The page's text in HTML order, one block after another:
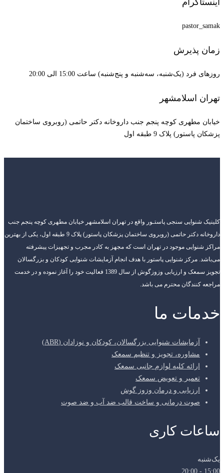
اینستاگرام
pastor_samak
زمان پذیرش
روزهای فرد (یک‌شنبه، سه‌شنبه و پنج‌شنبه) ساعت 15:00 الی 20:00
تهران اسلامشهر
خیابان مطهری کوچه پنجم جنب داروخانه دکتر حاتمی (روبروی ساختمان
پزشکان پاستور) پلاک 9 طبقه اول
کلینیک شنوایی سنجی پاستـور واقع در تهران اسلامشهر خیابان مطهری کوچه پنجم جنب
داروخانه دکتر حاتمی (روبروی ساختمان پزشکان پاستور) پلاک 9 طبقه اول، یکی از بهترین
مراکز شنوایی موجود در تهران است که مجهز به کادر مجرب و تجهیزات پیشرفته
می‌باشد. مرکز شنوایی پاستور با هدف انجام آزمایشات شنوایی کودکان و بزرگسالان
تجویز سمعک و ارزیابی وزوزگوش از سال 1389 فعالیت خود را آغاز نموده و در خدمت
مراجعه کنندگان محترم می باشد.
خدمات ما
آزمایشات شنوایی بزرگسالان، کودکان و نوزادان (ABR)
مشاوره، تجویز و تنظیم سمعک
ارائه کلیه لوازم جانبی سمعک
تعمیر و تعویض سمعک
ارزیابی و درمان وزوز گوش
صوت درمانی و ساخت قالب ضد آب و ضد صوت
ساعات کاری
یک‌شنبه
15:00 - 20:00